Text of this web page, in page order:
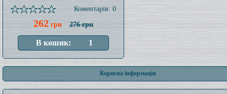
Коментарів: 0
262 грн 276 грн
Корисна інформація